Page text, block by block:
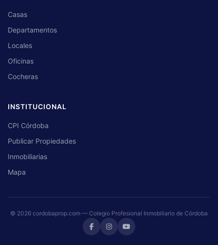
Casas
Departamentos
Locales
Oficinas
Cocheras
INSTITUCIONAL
CPI Córdoba
Publicar Propiedades
Inmobiliarias
Mapa
© 2026 cordobaprop.com — Colegio Profesional Inmobiliario de Córdoba